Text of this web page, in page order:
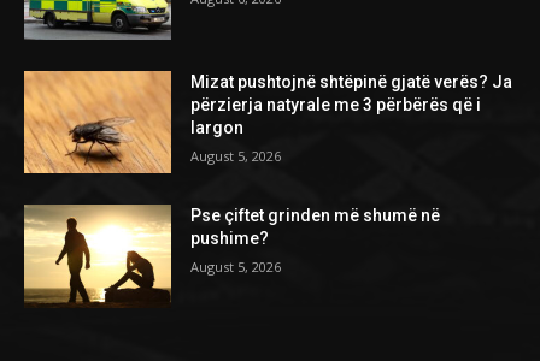
Mizat pushtojnë shtëpinë gjatë verës? Ja
përzierja natyrale me 3 përbërës që i
largon
August 5, 2026
Pse çiftet grinden më shumë në
pushime?
August 5, 2026